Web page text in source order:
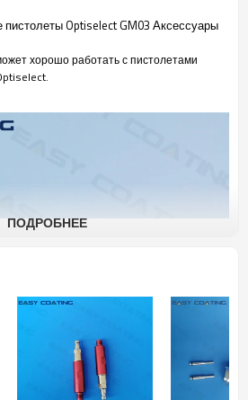
Optiselect GM03 Аксессуары
хорошо работать с пистолетами
ПОДРОБНЕЕ